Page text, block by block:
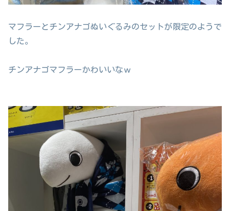
マフラーとチンアナゴぬいぐるみのセットが限定のようで
した。
チンアナゴマフラーかわいいなｗ